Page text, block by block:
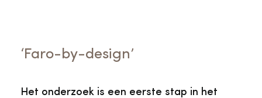
‘Faro-by-design’
Het onderzoek is een eerste stap in het